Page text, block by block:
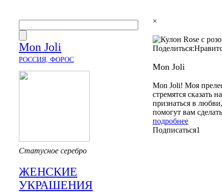
Mon Joli
РОССИЯ, ФОРОС
Статусное серебро
ЖЕНСКИЕ
УКРАШЕНИЯ
×
Поделиться:
Mon Joli
Mon Joli! Моя
стремятся сказать
признаться в
помогут вам
подробнее
Подписаться1